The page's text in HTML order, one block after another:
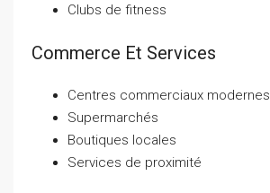
Clubs de fitness
Commerce Et Services
Centres commerciaux modernes
Supermarchés
Boutiques locales
Services de proximité